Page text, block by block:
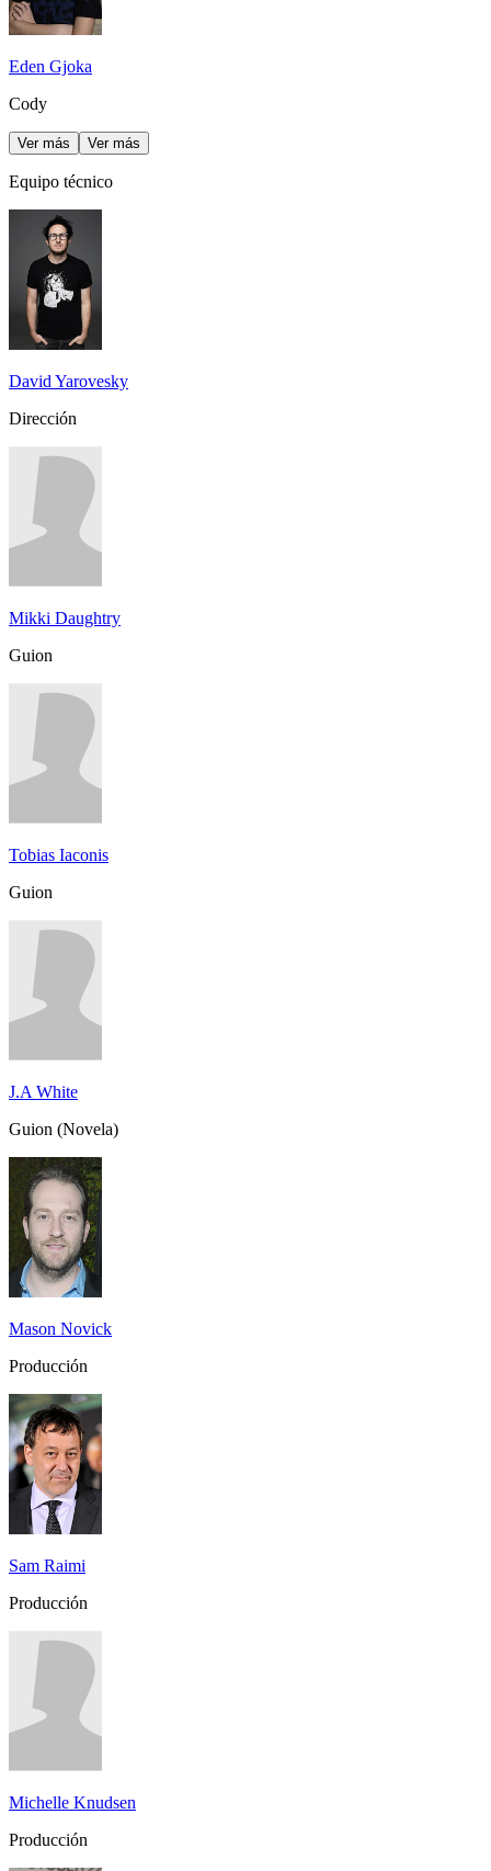
Eden Gjoka
Cody
Ver más Ver más
Equipo técnico
David Yarovesky
Dirección
Mikki Daughtry
Guion
Tobias Iaconis
Guion
J.A White
Guion (Novela)
Mason Novick
Producción
Sam Raimi
Producción
Michelle Knudsen
Producción